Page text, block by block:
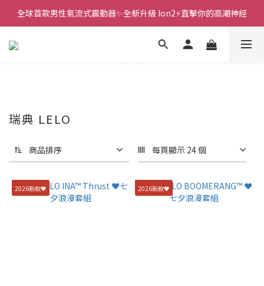
新款智能炮機👍小奶狗🩷小飛象💜
全球首款男性氣流式震動器✨全新升級 Ion2⚡直擊你的高潮神經
🎇全球首創三大創新專利👊全自動飛機杯S2 Pro玩遍所有姿勢
新款智能炮機👍小奶狗🩷小飛象💜
瑞典 LELO
商品排序 每頁顯示 24 個
2026新款🖤 2026新款🖤